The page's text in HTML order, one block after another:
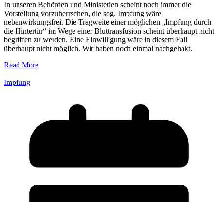
In unseren Behörden und Ministerien scheint noch immer die
Vorstellung vorzuherrschen, die sog. Impfung wäre
nebenwirkungsfrei. Die Tragweite einer möglichen „Impfung durch
die Hintertür“ im Wege einer Bluttransfusion scheint überhaupt nicht
begriffen zu werden. Eine Einwilligung wäre in diesem Fall
überhaupt nicht möglich. Wir haben noch einmal nachgehakt.
Read More
Impfung